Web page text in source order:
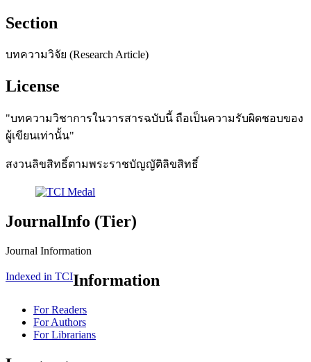
Section
บทความวิจัย (Research Article)
License
"บทความวิชาการในวารสารฉบับนี้ ถือเป็นความรับผิดชอบของ
ผู้เขียนเท่านั้น"
สงวนลิขสิทธิ์ตามพระราชบัญญัติลิขสิทธิ์
JournalInfo (Tier)
Journal Information
Indexed in TCIInformation
For Readers
For Authors
For Librarians